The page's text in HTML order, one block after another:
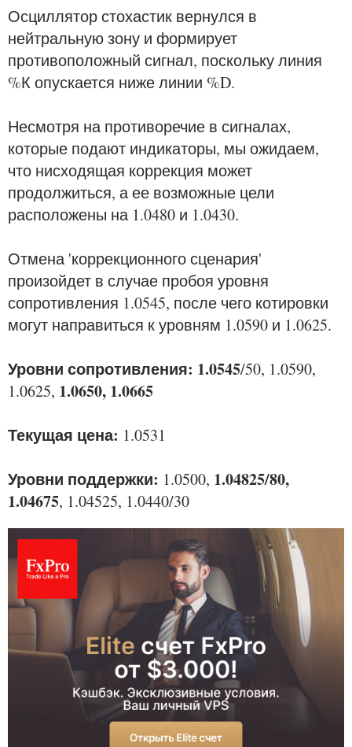
Осциллятор стохастик вернулся в
нейтральную зону и формирует
противоположный сигнал, поскольку линия
%К опускается ниже линии %D.
Несмотря на противоречие в сигналах,
которые подают индикаторы, мы ожидаем,
что нисходящая коррекция может
продолжиться, а ее возможные цели
расположены на 1.0480 и 1.0430.
Отмена 'коррекционного сценария'
произойдет в случае пробоя уровня
сопротивления 1.0545, после чего котировки
могут направиться к уровням 1.0590 и 1.0625.
Уровни сопротивления: 1.0545/50, 1.0590,
1.0625, 1.0650, 1.0665
Текущая цена: 1.0531
Уровни поддержки: 1.0500, 1.04825/80,
1.04675, 1.04525, 1.0440/30